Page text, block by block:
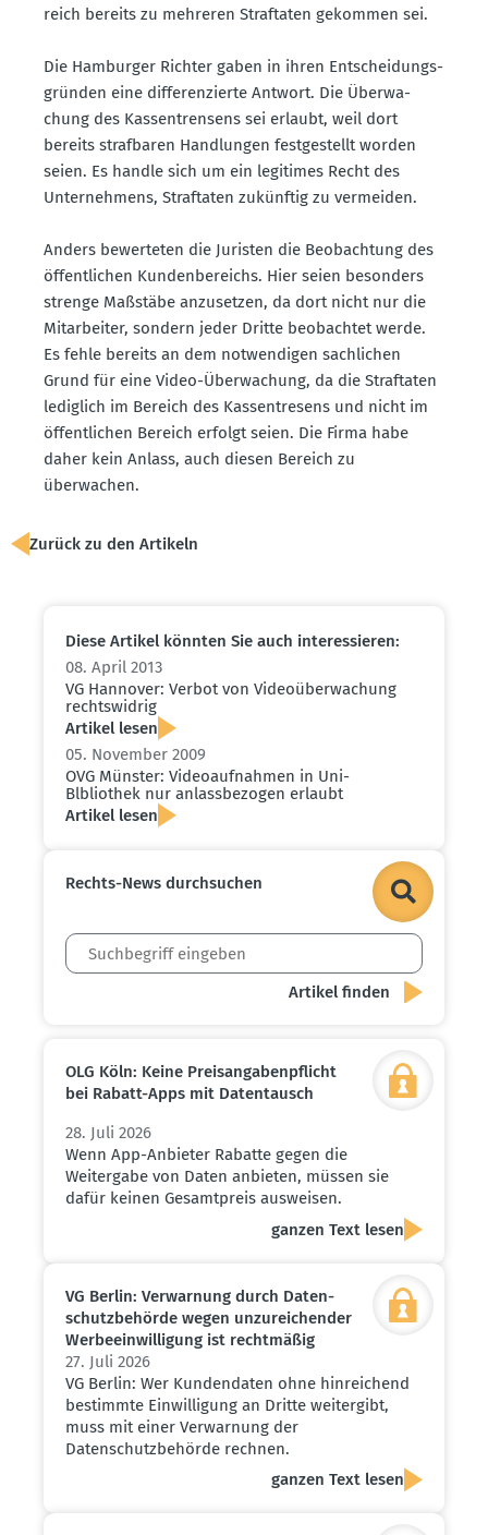
reich bereits zu mehreren Straf­taten gekommen sei.
Die Hamburger Richter gaben in ihren Entschei­dungs­
gründen eine diffe­ren­zierte Antwort. Die Überwa­
chung des Kassen­trensens sei erlaubt, weil dort
bereits straf­baren Handlungen festge­stellt worden
seien. Es handle sich um ein legitimes Recht des
Unter­nehmens, Straf­taten zukünftig zu vermeiden.
Anders bewer­teten die Juristen die Beobachtung des
öffent­lichen Kunden­be­reichs. Hier seien besonders
strenge Maßstäbe anzusetzen, da dort nicht nur die
Mitar­beiter, sondern jeder Dritte beobachtet werde.
Es fehle bereits an dem notwen­digen sachlichen
Grund für eine Video-Überwa­chung, da die Straf­taten
lediglich im Bereich des Kassen­tresens und nicht im
öffent­lichen Bereich erfolgt seien. Die Firma habe
daher kein Anlass, auch diesen Bereich zu
überwachen.
Zurück zu den Artikeln
Diese Artikel könnten Sie auch inter­es­sieren:
08. April 2013
VG Hannover: Verbot von Video­über­wa­chung
rechts­widrig
Artikel lesen
05. November 2009
OVG Münster: Video­auf­nahmen in Uni-
Blbliothek nur anlass­be­zogen erlaubt
Artikel lesen
Rechts-News durch­suchen
OLG Köln: Keine Preis­an­ga­ben­pflicht
bei Rabatt-Apps mit Daten­tausch
28. Juli 2026
Wenn App-Anbieter Rabatte gegen die
Weitergabe von Daten anbieten, müssen sie
dafür keinen Gesamtpreis ausweisen.
ganzen Text lesen
VG Berlin: Verwarnung durch Daten­
schutz­be­hörde wegen unzurei­chender
Werbe­ein­wil­ligung ist recht­mäßig
27. Juli 2026
VG Berlin: Wer Kundendaten ohne hinreichend
bestimmte Einwilligung an Dritte weitergibt,
muss mit einer Verwarnung der
Datenschutzbehörde rechnen.
ganzen Text lesen